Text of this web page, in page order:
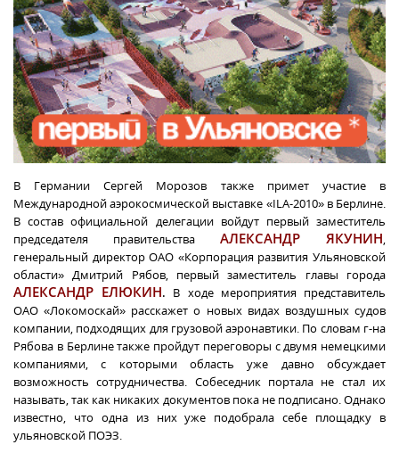
В Германии Сергей Морозов также примет участие в
Международной аэрокосмической выставке «ILA-2010» в Берлине.
В состав официальной делегации войдут первый заместитель
председателя правительства АЛЕКСАНДР ЯКУНИН,
генеральный директор ОАО «Корпорация развития Ульяновской
области» Дмитрий Рябов, первый заместитель главы города
АЛЕКСАНДР ЕЛЮКИН. В ходе мероприятия представитель
ОАО «Локомоскай» расскажет о новых видах воздушных судов
компании, подходящих для грузовой аэронавтики. По словам г-на
Рябова в Берлине также пройдут переговоры с двумя немецкими
компаниями, с которыми область уже давно обсуждает
возможность сотрудничества. Собеседник портала не стал их
называть, так как никаких документов пока не подписано. Однако
известно, что одна из них уже подобрала себе площадку в
ульяновской ПОЭЗ.